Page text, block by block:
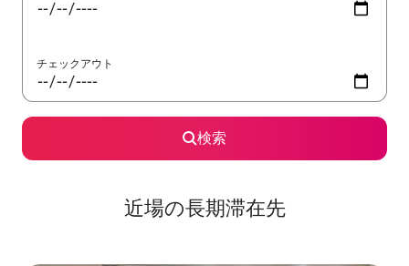
チェックアウト
検索
近場の長期滞在先